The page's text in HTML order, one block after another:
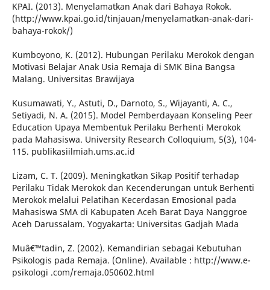
KPAI. (2013). Menyelamatkan Anak dari Bahaya Rokok.
(http://www.kpai.go.id/tinjauan/menyelamatkan-anak-dari-
bahaya-rokok/)
Kumboyono, K. (2012). Hubungan Perilaku Merokok dengan
Motivasi Belajar Anak Usia Remaja di SMK Bina Bangsa
Malang. Universitas Brawijaya
Kusumawati, Y., Astuti, D., Darnoto, S., Wijayanti, A. C.,
Setiyadi, N. A. (2015). Model Pemberdayaan Konseling Peer
Education Upaya Membentuk Perilaku Berhenti Merokok
pada Mahasiswa. University Research Colloquium, 5(3), 104-
115. publikasiilmiah.ums.ac.id
Lizam, C. T. (2009). Meningkatkan Sikap Positif terhadap
Perilaku Tidak Merokok dan Kecenderungan untuk Berhenti
Merokok melalui Pelatihan Kecerdasan Emosional pada
Mahasiswa SMA di Kabupaten Aceh Barat Daya Nanggroe
Aceh Darussalam. Yogyakarta: Universitas Gadjah Mada
Muâ€™tadin, Z. (2002). Kemandirian sebagai Kebutuhan
Psikologis pada Remaja. (Online). Available : http://www.e-
psikologi .com/remaja.050602.html